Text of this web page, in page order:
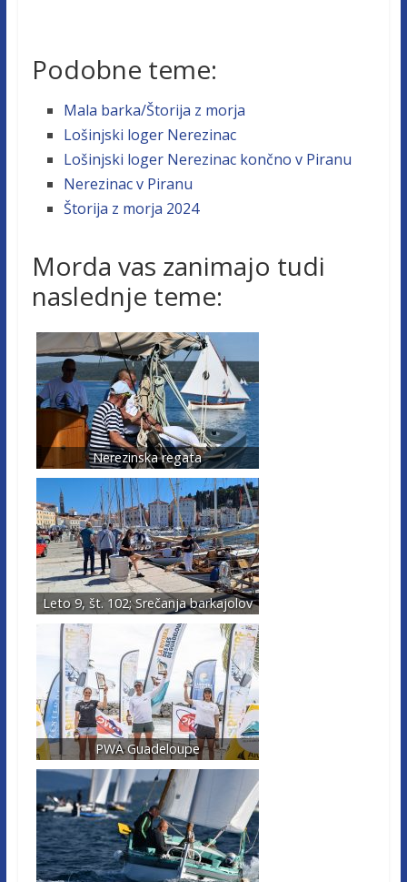
Podobne teme:
Mala barka/Štorija z morja
Lošinjski loger Nerezinac
Lošinjski loger Nerezinac končno v Piranu
Nerezinac v Piranu
Štorija z morja 2024
Morda vas zanimajo tudi
naslednje teme:
Nerezinska regata
Leto 9, št. 102; Srečanja barkajolov
PWA Guadeloupe